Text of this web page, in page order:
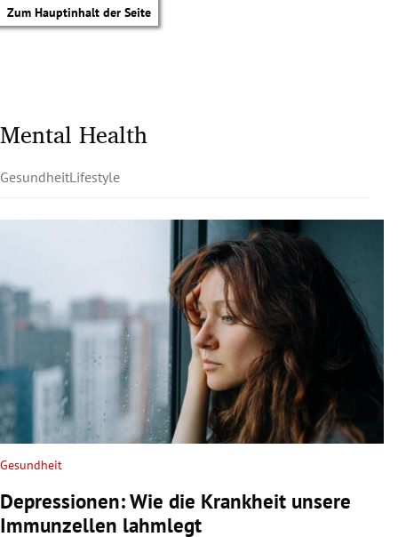
Zum Hauptinhalt der Seite
Untermenü
Untermenü
Untermenü
Untermenü
Mental Health
GesundheitLifestyle
Gesundheit
Depressionen: Wie die Krankheit unsere
Immunzellen lahmlegt